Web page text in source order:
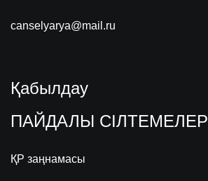
canselyarya@mail.ru
Қабылдау
ПАЙДАЛЫ СІЛТЕМЕЛЕР
ҚР заңнамасы